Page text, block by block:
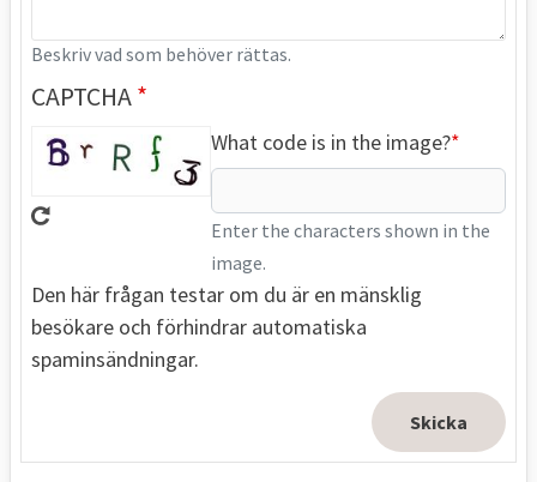
Beskriv vad som behöver rättas.
CAPTCHA
What code is in the image?
Enter the characters shown in the
image.
Den här frågan testar om du är en mänsklig
besökare och förhindrar automatiska
spaminsändningar.